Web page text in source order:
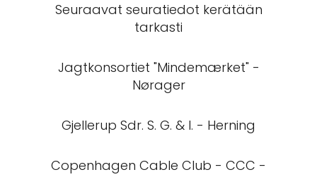
Seuraavat seuratiedot kerätään
tarkasti
Jagtkonsortiet "Mindemærket" -
Nørager
Gjellerup Sdr. S. G. & I. - Herning
Copenhagen Cable Club - CCC -